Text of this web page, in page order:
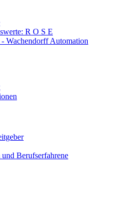
R O S E
Wachendorff Automation
Berufserfahrene